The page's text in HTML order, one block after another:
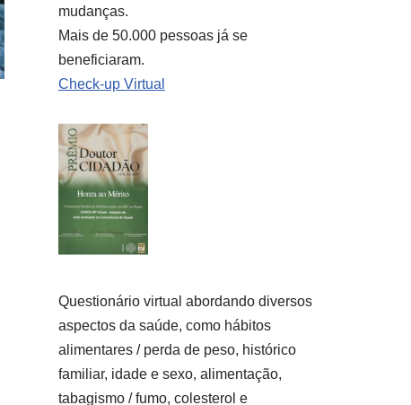
mudanças.
Mais de 50.000 pessoas já se
beneficiaram.
Check-up Virtual
Questionário virtual abordando diversos
aspectos da saúde, como hábitos
alimentares / perda de peso, histórico
familiar, idade e sexo, alimentação,
tabagismo / fumo, colesterol e